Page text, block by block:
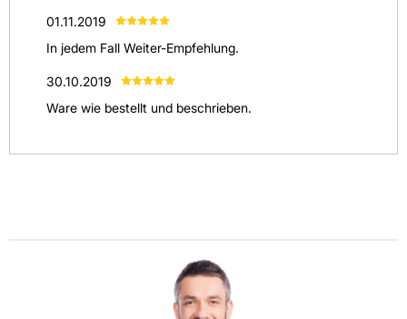
01.11.2019
In jedem Fall Weiter-Empfehlung.
30.10.2019
Ware wie bestellt und beschrieben.